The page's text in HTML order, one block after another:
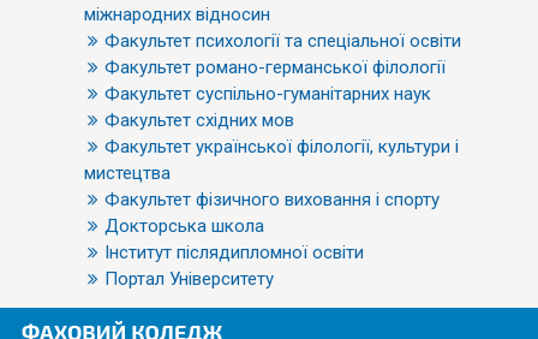
міжнародних відносин
Факультет психології та спеціальної освіти
Факультет романо-германської філології
Факультет суспільно-гуманітарних наук
Факультет східних мов
Факультет української філології, культури і
мистецтва
Факультет фізичного виховання і спорту
Докторська школа
Інститут післядипломної освіти
Портал Університету